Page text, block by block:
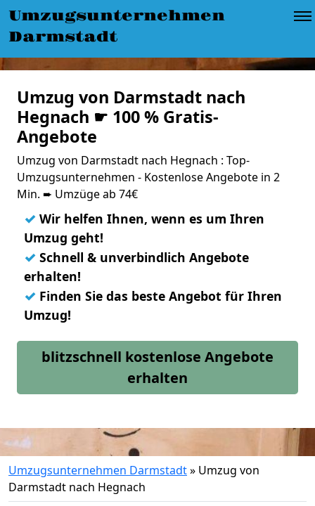
Umzugsunternehmen
Darmstadt
Umzug von Darmstadt nach
Hegnach ☛ 100 % Gratis-
Angebote
Umzug von Darmstadt nach Hegnach : Top-
Umzugsunternehmen - Kostenlose Angebote in 2
Min. ➨ Umzüge ab 74€
✓ Wir helfen Ihnen, wenn es um Ihren
Umzug geht!
✓ Schnell & unverbindlich Angebote
erhalten!
✓ Finden Sie das beste Angebot für Ihren
Umzug!
blitzschnell kostenlose Angebote
erhalten
Umzugsunternehmen Darmstadt» Umzug von
Darmstadt nach Hegnach